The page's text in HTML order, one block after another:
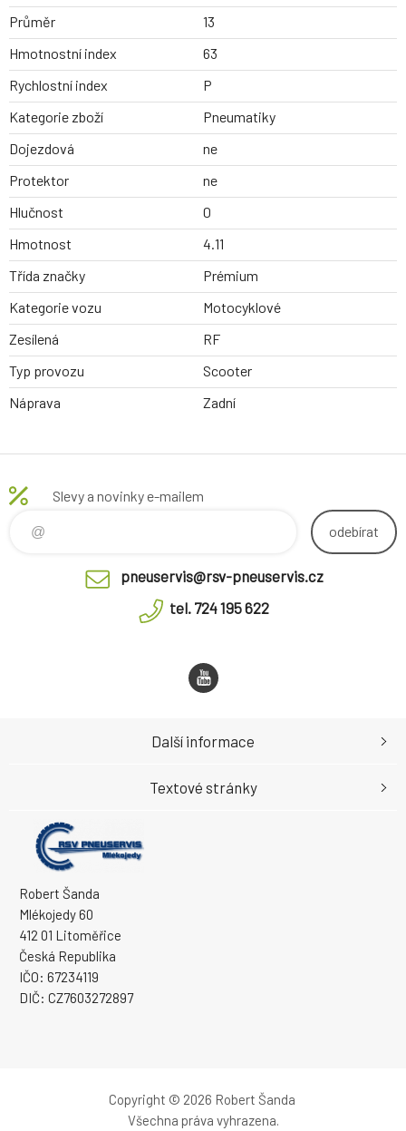
Průměr
13
Hmotnostní index
63
Rychlostní index
P
Kategorie zboží
Pneumatiky
Dojezdová
ne
Protektor
ne
Hlučnost
0
Hmotnost
4.11
Třída značky
Prémium
Kategorie vozu
Motocyklové
Zesílená
RF
Typ provozu
Scooter
Náprava
Zadní
Slevy a novinky e-mailem
odebírat
pneuservis@rsv-pneuservis.cz
tel. 724 195 622
Robert Šanda
Mlékojedy 60
412 01 Litoměřice
Česká Republika
IČO: 67234119
DIČ: CZ7603272897
Další informace
Textové stránky
Copyright © 2026 Robert Šanda
Všechna práva vyhrazena.